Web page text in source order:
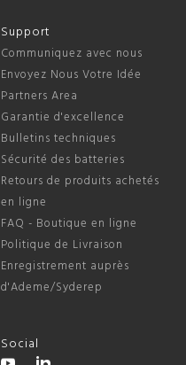
Support
Communiquez avec nous
Envoyez Nous Votre Idée
Partners Area
Garantie d'excellence
Bulletins techniques
Sécurité des batteries
Retours de produits achetés
en ligne
FAQ - Boutique en ligne
Politique de Livraison
Enregistrement auprès
d'Ademe/Syderep
Social